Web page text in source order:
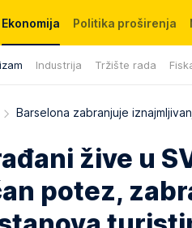
Ekonomija
Industrija Tržište rada
Politika proširenja
Barselona zabranjuje
žive u
potez,